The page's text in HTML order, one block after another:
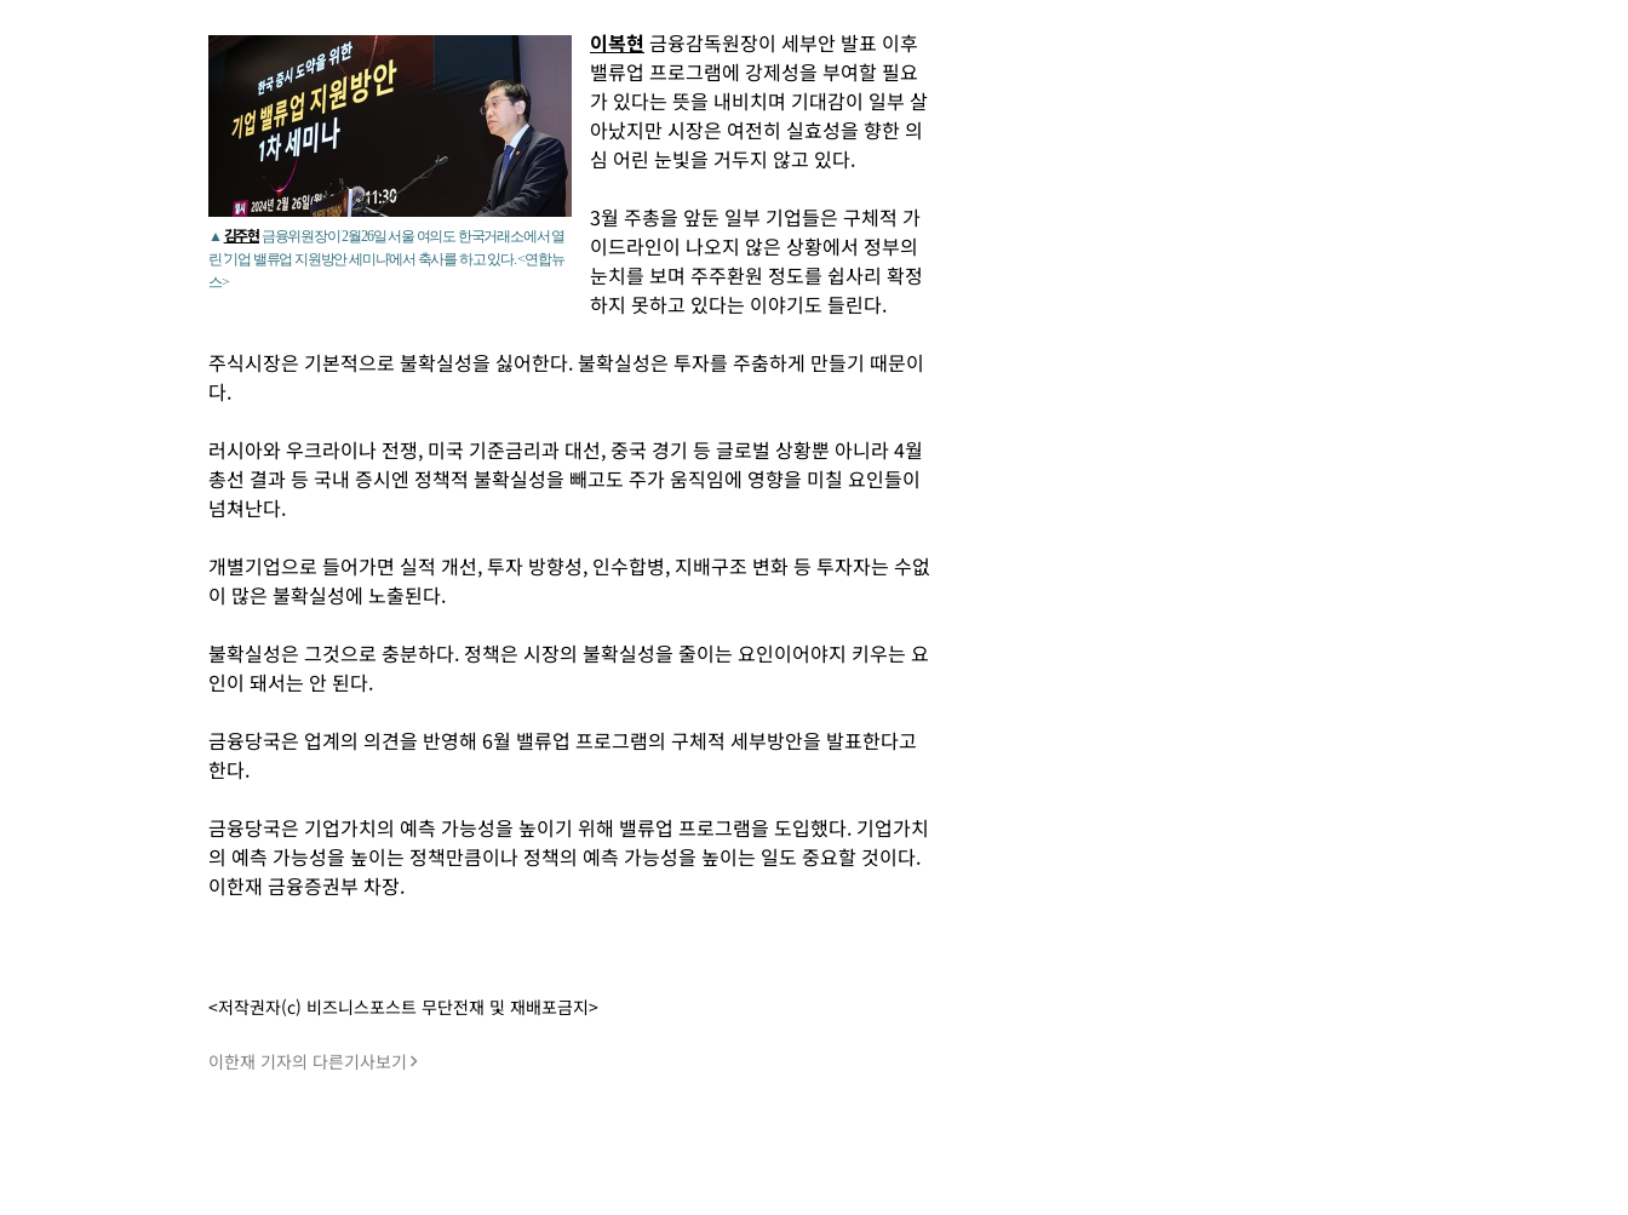
▲ 김주현 금융위원장이 2월26일 서울 여의도 한국거래소에서 열
린 '기업 밸류업 지원방안 세미나'에서 축사를 하고 있다. <연합뉴
스>
이복현 금융감독원장이 세부안 발표 이후
밸류업 프로그램에 강제성을 부여할 필요
가 있다는 뜻을 내비치며 기대감이 일부 살
아났지만 시장은 여전히 실효성을 향한 의
심 어린 눈빛을 거두지 않고 있다.
3월 주총을 앞둔 일부 기업들은 구체적 가
이드라인이 나오지 않은 상황에서 정부의
눈치를 보며 주주환원 정도를 쉽사리 확정
하지 못하고 있다는 이야기도 들린다.
주식시장은 기본적으로 불확실성을 싫어한다. 불확실성은 투자를 주춤하게 만들기 때문이
다.
러시아와 우크라이나 전쟁, 미국 기준금리과 대선, 중국 경기 등 글로벌 상황뿐 아니라 4월
총선 결과 등 국내 증시엔 정책적 불확실성을 빼고도 주가 움직임에 영향을 미칠 요인들이
넘쳐난다.
개별기업으로 들어가면 실적 개선, 투자 방향성, 인수합병, 지배구조 변화 등 투자자는 수없
이 많은 불확실성에 노출된다.
불확실성은 그것으로 충분하다. 정책은 시장의 불확실성을 줄이는 요인이어야지 키우는 요
인이 돼서는 안 된다.
금융당국은 업계의 의견을 반영해 6월 밸류업 프로그램의 구체적 세부방안을 발표한다고
한다.
금융당국은 기업가치의 예측 가능성을 높이기 위해 밸류업 프로그램을 도입했다. 기업가치
의 예측 가능성을 높이는 정책만큼이나 정책의 예측 가능성을 높이는 일도 중요할 것이다.
이한재 금융증권부 차장.
<저작권자(c) 비즈니스포스트 무단전재 및 재배포금지>
이한재 기자의 다른기사보기